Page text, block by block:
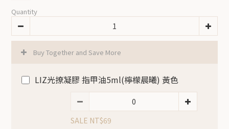
Quantity
Buy Together and Save More
LIZ光撩凝膠 指甲油5ml(檸檬晨曦) 黃色
SALE NT$69